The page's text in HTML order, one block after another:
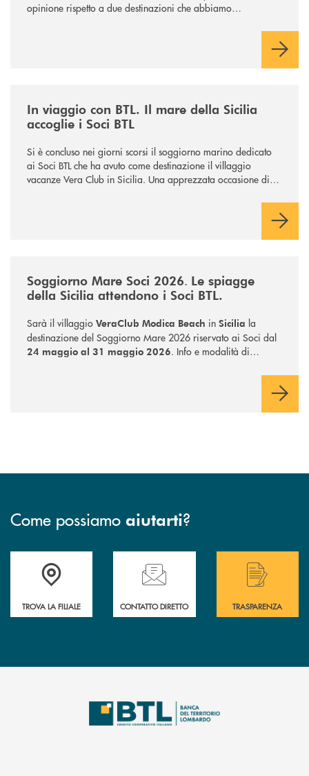
opinione rispetto a due destinazioni che abbiamo
In viaggio con BTL. Il mare della Sicilia
accoglie i Soci BTL
Si è concluso nei giorni scorsi il soggiorno marino dedicato
ai Soci BTL che ha avuto come destinazione il villaggio
vacanze Vera Club in Sicilia. Una apprezzata occasione di
Soggiorno Mare Soci 2026. Le spiagge
della Sicilia attendono i Soci BTL.
Sarà il villaggio VeraClub Modica Beach in Sicilia la
destinazione del Soggiorno Mare 2026 riservato ai Soci dal
24 maggio al 31 maggio 2026. Info e modalità di
Come possiamo aiutarti?
Accedi all' elenco completo delle filiali .
TROVA LA FILIALE
Hai bisogno di assistenza immediata?
CONTATTO DIRETTO
Hai bisogno di
TRASPARENZA